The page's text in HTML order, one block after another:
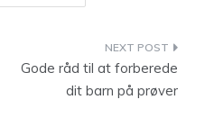
Gode råd til at forberede
dit barn på prøver